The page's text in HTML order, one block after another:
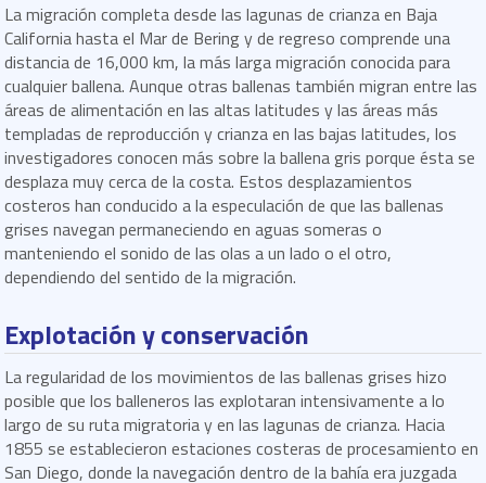
La migración completa desde las lagunas de crianza en Baja
California hasta el Mar de Bering y de regreso comprende una
distancia de 16,000 km, la más larga migración conocida para
cualquier ballena. Aunque otras ballenas también migran entre las
áreas de alimentación en las altas latitudes y las áreas más
templadas de reproducción y crianza en las bajas latitudes, los
investigadores conocen más sobre la ballena gris porque ésta se
desplaza muy cerca de la costa. Estos desplazamientos
costeros han conducido a la especulación de que las ballenas
grises navegan permaneciendo en aguas someras o
manteniendo el sonido de las olas a un lado o el otro,
dependiendo del sentido de la migración.
Explotación y conservación
La regularidad de los movimientos de las ballenas grises hizo
posible que los balleneros las explotaran intensivamente a lo
largo de su ruta migratoria y en las lagunas de crianza. Hacia
1855 se establecieron estaciones costeras de procesamiento en
San Diego, donde la navegación dentro de la bahía era juzgada